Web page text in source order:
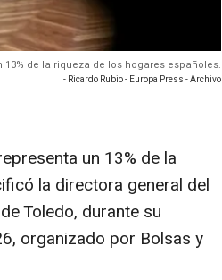
de la riqueza de los hogares españoles.
- Ricardo Rubio - Europa Press - Archivo
un 13% de la
la directora general del
Toledo, durante su
organizado por Bolsas y